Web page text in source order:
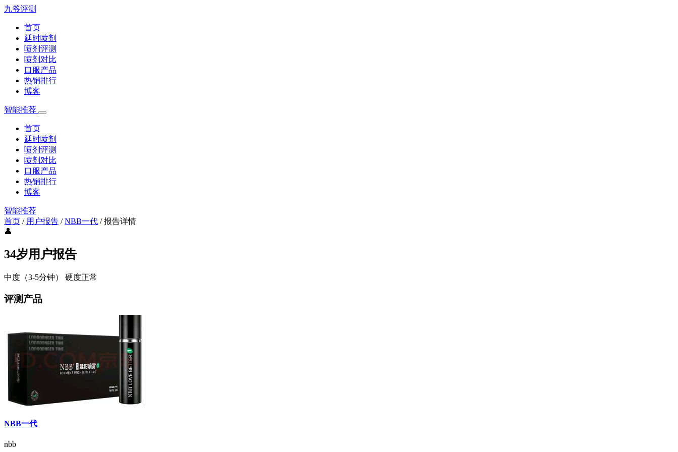
九爷评测
首页
延时喷剂
喷剂评测
喷剂对比
口服产品
热销排行
博客
智能推荐
首页
延时喷剂
喷剂评测
喷剂对比
口服产品
热销排行
博客
智能推荐
首页 / 用户报告 /NBB一代 /报告详情
👤
34岁用户报告
中度（3-5分钟） 硬度正常
评测产品
NBB一代
nbb